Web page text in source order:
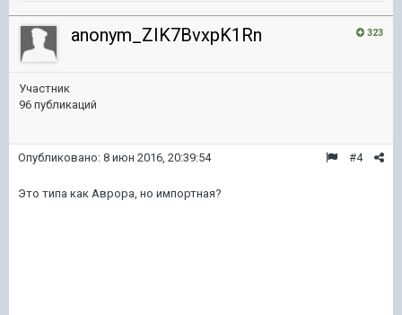
323
anonym_ZIK7BvxpK1Rn
Участник
96 публикаций
#4
Опубликовано: 8 июн 2016, 20:39:54
Это типа как Аврора, но импортная?